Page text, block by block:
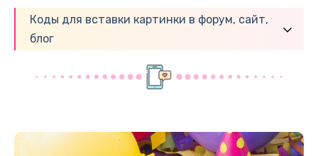
Коды для вставки картинки в форум, сайт,
блог